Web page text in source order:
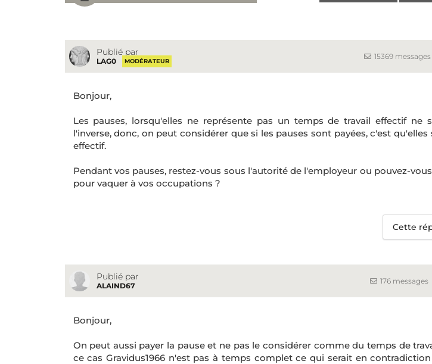
Publié par
LAG0 MODÉRATEUR
15369 messages
Bonjour,
Les pauses, lorsqu'elles ne représente pas un temps de travail effectif ne
l'inverse, donc, on peut considérer que si les pauses sont payées, c'est
effectif.
Pendant vos pauses, restez-vous sous l'autorité de l'employeur ou pouvez-
pour vaquer à vos occupations ?
Cette
Publié par
ALAIND67
176 messages
Bonjour,
On peut aussi payer la pause et ne pas le considérer comme du temps de
ce cas Gravidus1966 n'est pas à temps complet ce qui serait en